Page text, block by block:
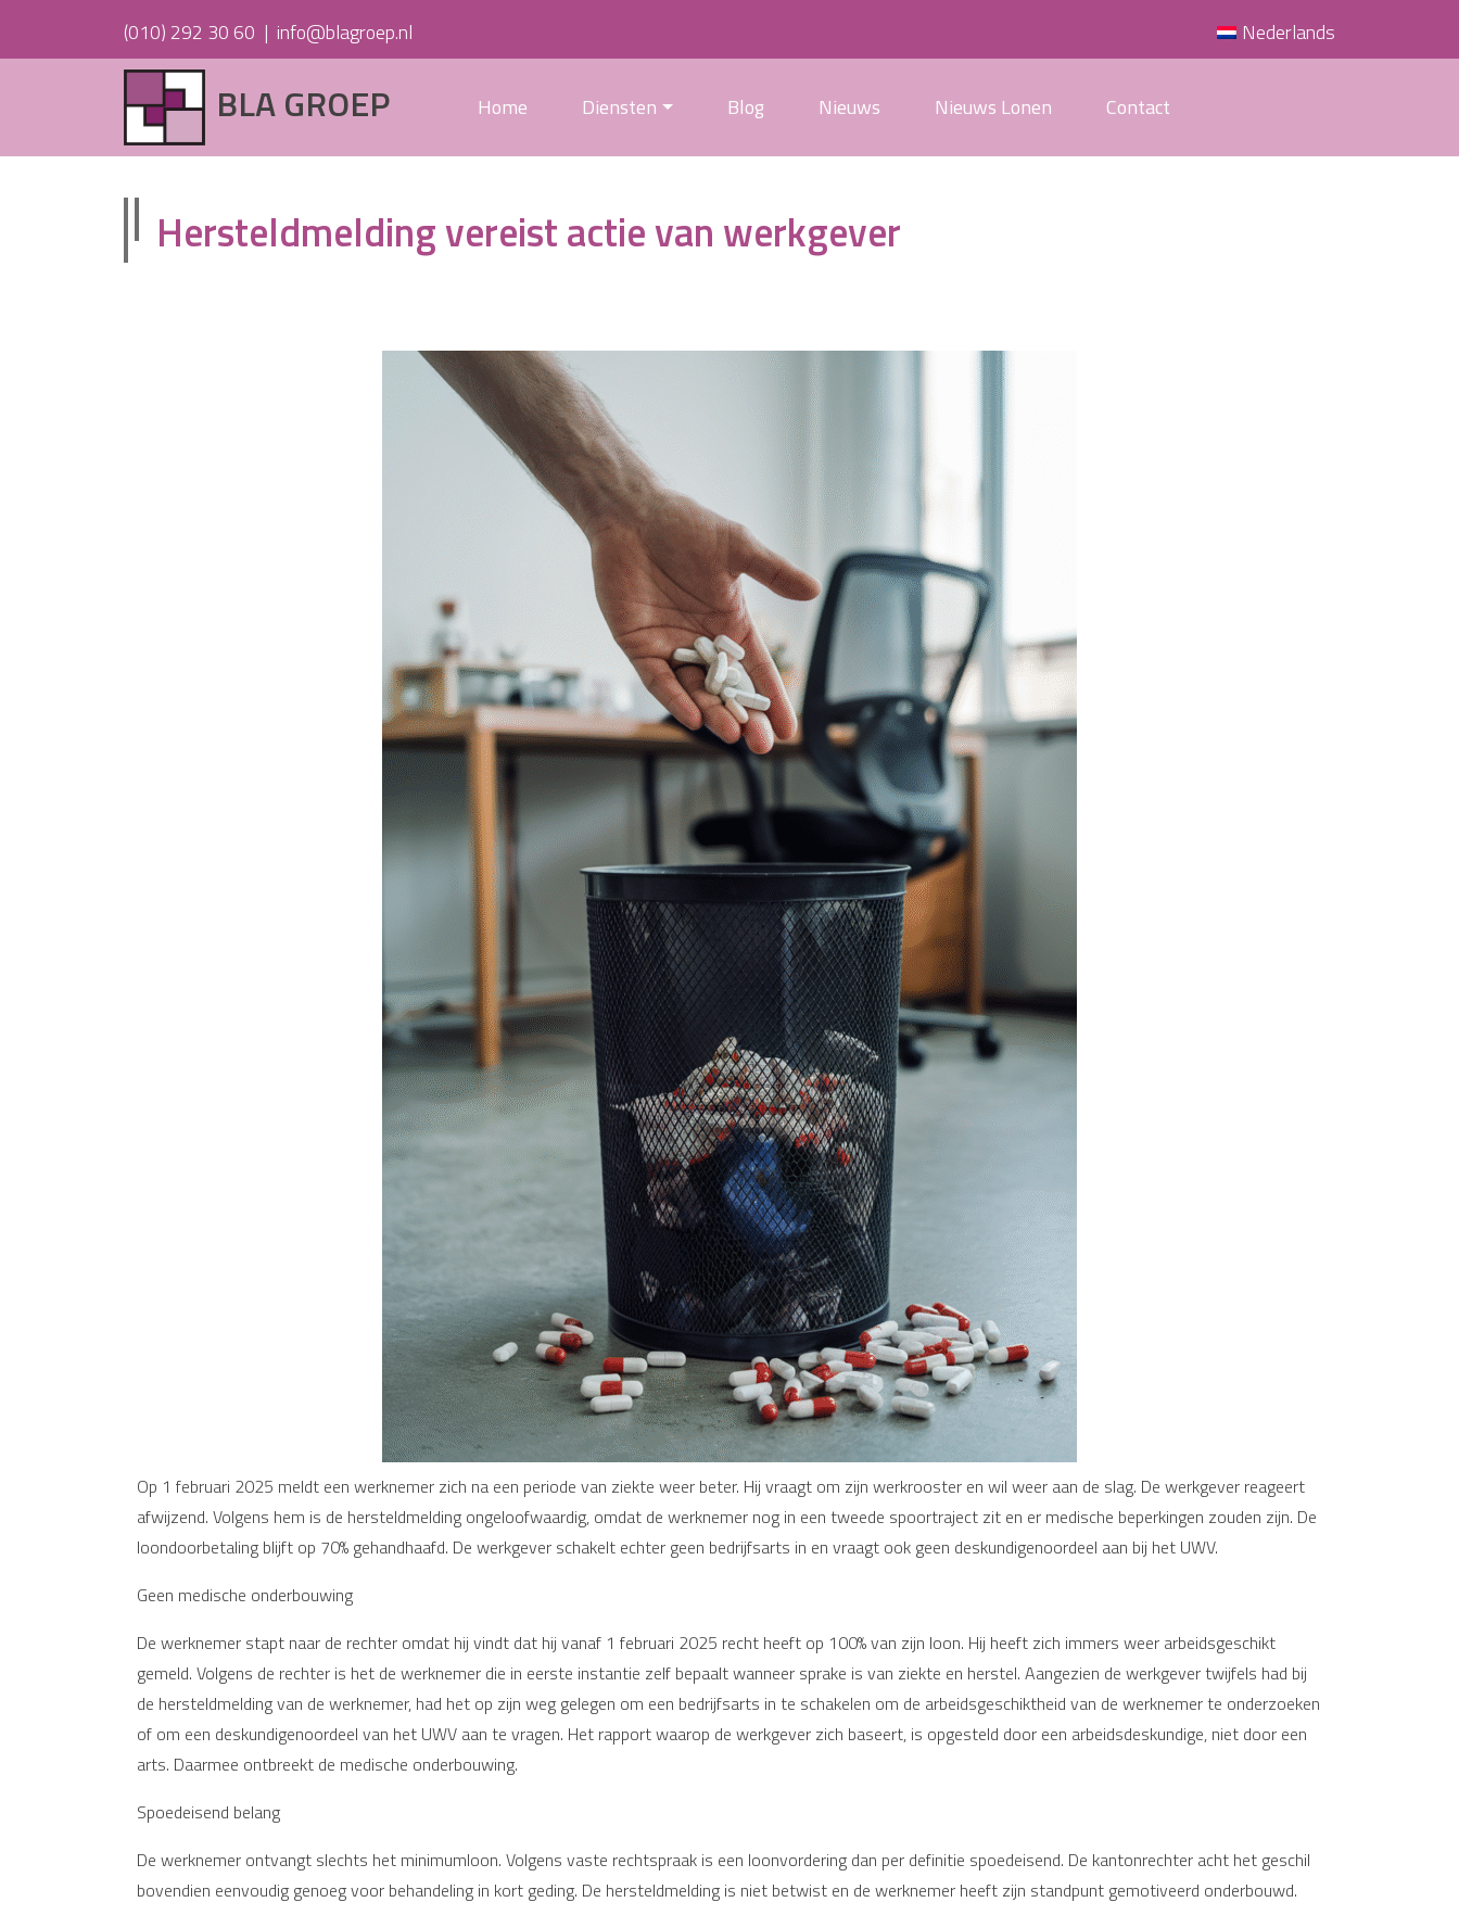
(010) 292 30 60 | info@blagroep.nl Nederlands
BLA GROEP Home Diensten Blog Nieuws Nieuws Lonen Contact
Hersteldmelding vereist actie van werkgever
Op 1 februari 2025 meldt een werknemer zich na een periode van ziekte weer beter. Hij vraagt om zijn werkrooster en wil weer aan de slag. De werkgever reageert
afwijzend. Volgens hem is de hersteldmelding ongeloofwaardig, omdat de werknemer nog in een tweede spoortraject zit en er medische beperkingen zouden zijn. De
loondoorbetaling blijft op 70% gehandhaafd. De werkgever schakelt echter geen bedrijfsarts in en vraagt ook geen deskundigenoordeel aan bij het UWV.
Geen medische onderbouwing
De werknemer stapt naar de rechter omdat hij vindt dat hij vanaf 1 februari 2025 recht heeft op 100% van zijn loon. Hij heeft zich immers weer arbeidsgeschikt
gemeld. Volgens de rechter is het de werknemer die in eerste instantie zelf bepaalt wanneer sprake is van ziekte en herstel. Aangezien de werkgever twijfels had bij
de hersteldmelding van de werknemer, had het op zijn weg gelegen om een bedrijfsarts in te schakelen om de arbeidsgeschiktheid van de werknemer te onderzoeken
of om een deskundigenoordeel van het UWV aan te vragen. Het rapport waarop de werkgever zich baseert, is opgesteld door een arbeidsdeskundige, niet door een
arts. Daarmee ontbreekt de medische onderbouwing.
Spoedeisend belang
De werknemer ontvangt slechts het minimumloon. Volgens vaste rechtspraak is een loonvordering dan per definitie spoedeisend. De kantonrechter acht het geschil
bovendien eenvoudig genoeg voor behandeling in kort geding. De hersteldmelding is niet betwist en de werknemer heeft zijn standpunt gemotiveerd onderbouwd.